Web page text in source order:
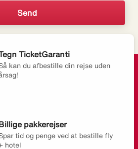
TicketGaranti
kan du afbestille din rejse uden
Billige pakkerejser
tid og penge ved at bestille fly
hotel